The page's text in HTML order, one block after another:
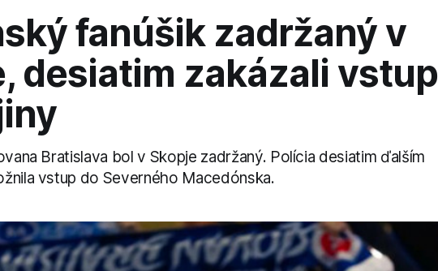
fanúšik zadržaný v
desiatim zakázali vstup
Bratislava bol v Skopje zadržaný. Polícia desiatim ďalším
vstup do Severného Macedónska.